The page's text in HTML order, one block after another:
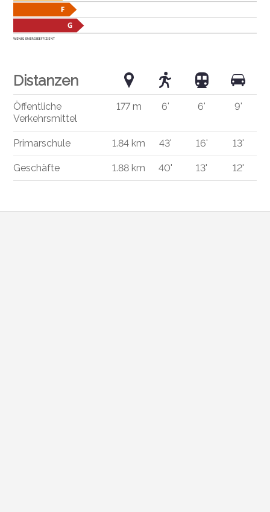
Distanzen
Öffentliche
Verkehrsmittel
177 m 6' 6' 9'
Primarschule 1.84 km 43' 16' 13'
Geschäfte 1.88 km 40' 13' 12'